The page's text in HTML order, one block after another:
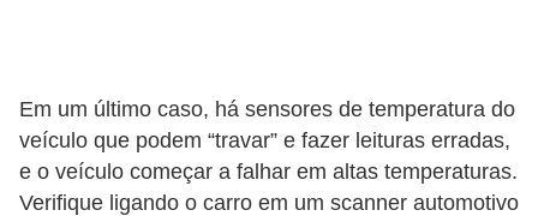
Em um último caso, há sensores de temperatura do
veículo que podem “travar” e fazer leituras erradas,
e o veículo começar a falhar em altas temperaturas.
Verifique ligando o carro em um scanner automotivo